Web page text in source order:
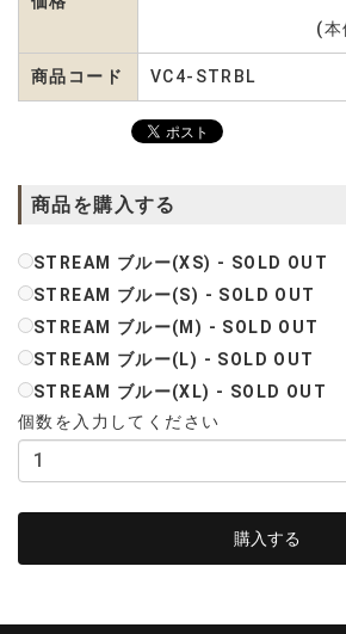
(本
商品コード VC4-STRBL
商品を購入する
STREAM ブルー(XS) - SOLD OUT
STREAM ブルー(S) - SOLD OUT
STREAM ブルー(M) - SOLD OUT
STREAM ブルー(L) - SOLD OUT
STREAM ブルー(XL) - SOLD OUT
個数を入力してください